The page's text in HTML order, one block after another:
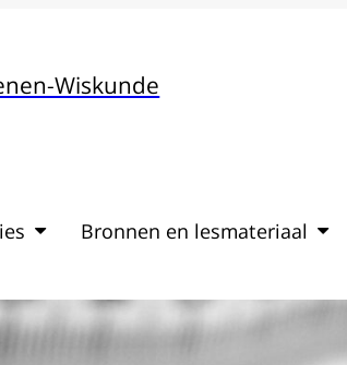
Wiskunde
Bronnen en lesmateriaal